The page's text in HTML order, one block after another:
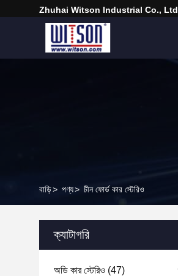
Zhuhai Witson Industrial Co., Ltd
বাড়ি> পণ্য> চীন ফোর্ড কার স্টেরিও
ক্যাটাগরি
অডি কার স্টেরিও (47)